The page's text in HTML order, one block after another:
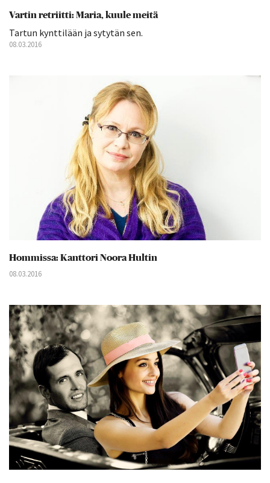
Vartin retriitti: Maria, kuule meitä
Tartun kynttilään ja sytytän sen.
08.03.2016
Hommissa: Kanttori Noora Hultin
08.03.2016